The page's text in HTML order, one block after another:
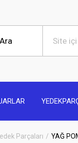
Parçaları YAĞ